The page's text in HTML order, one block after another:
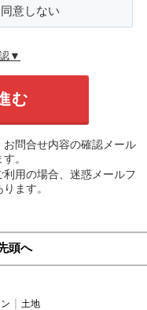
同意しない
▼
問合せ内容の確認メール
。
用の場合、迷惑メールフ
ます。
頭へ
土地